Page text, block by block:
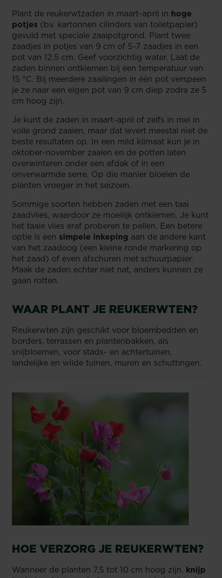
Plant de reukerwtzaden in maart-april in hoge
potjes (bv. kartonnen cilinders van toiletpapier)
gevuld met speciale zaaipotgrond. Plant twee
zaadjes in potjes van 9 cm of 5-7 zaadjes in een
pot van 12,5 cm. Geef voorzichtig water. Laat de
zaden binnen ontkiemen bij een temperatuur van
15 °C. Bij meerdere zaailingen in één pot verspeen
je ze naar een eigen pot van 9 cm diep zodra ze 5
cm hoog zijn.
Je kunt de zaden in maart-april of zelfs in mei in
volle grond zaaien, maar dat levert meestal niet de
beste resultaten op. In een mild klimaat kun je in
oktober-november zaaien en de potten laten
overwinteren onder een afdak of in een
onverwarmde serre. Op die manier bloeien de
planten vroeger in het seizoen.
Sommige soorten hebben zaden met een taai
zaadvlies, waardoor ze moeilijk ontkiemen. Je kunt
het taaie vlies eraf proberen te pellen. Een betere
optie is een simpele inkeping aan de andere kant
van het zaadoog (een kleine ronde markering op
het zaad) of even afschuren met schuurpapier.
Maak de zaden echter niet nat, anders kunnen ze
gaan rotten.
WAAR PLANT JE REUKERWTEN?
Reukerwten zijn geschikt voor bloembedden en
borders, terrassen en plantenbakken, als
snijbloemen, voor stads- en achtertuinen,
landelijke en wilde tuinen, muren en schuttingen.
HOE VERZORG JE REUKERWTEN?
Wanneer de planten 7,5 tot 10 cm hoog zijn, knijp